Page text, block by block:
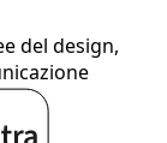
del design,